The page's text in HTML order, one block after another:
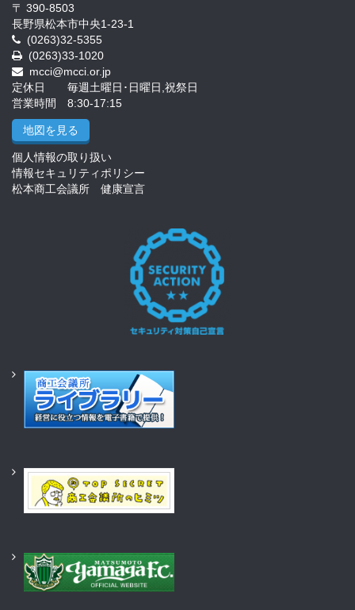
〒 390-8503
長野県松本市中央1-23-1
(0263)32-5355
(0263)33-1020
mcci@mcci.or.jp
定休日 毎週土曜日･日曜日,祝祭日
営業時間 8:30-17:15
地図を見る
個人情報の取り扱い
情報セキュリティポリシー
松本商工会議所 健康宣言